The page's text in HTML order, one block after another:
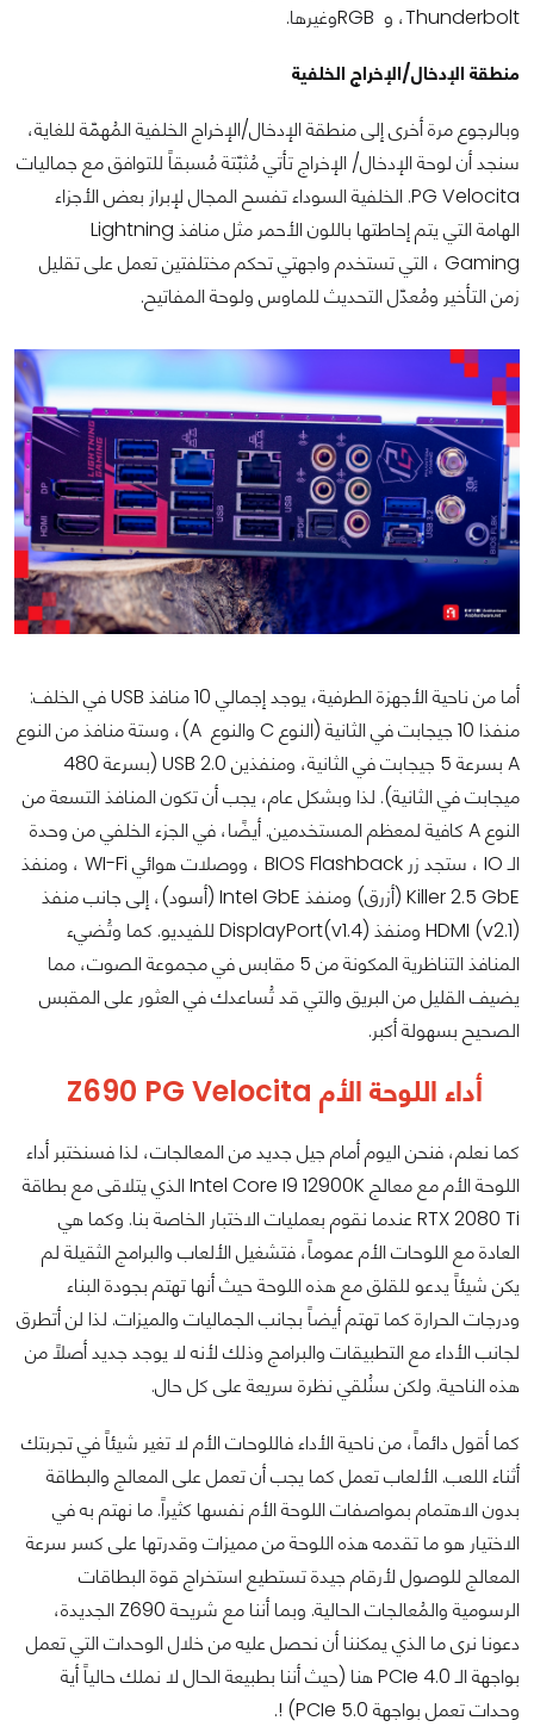
Thunderbolt، و RGBوغيرها.
منطقة الإدخال/الإخراج الخلفية
وبالرجوع مرة أخرى إلى منطقة الإدخال/الإخراج الخلفية المُهمّة للغاية،
سنجد أن لوحة الإدخال/ الإخراج تأتي مُثبّتة مُسبقاً للتوافق مع جماليات
PG Velocita. الخلفية السوداء تفسح المجال لإبراز بعض الأجزاء
الهامة التي يتم إحاطتها باللون الأحمر مثل منافذ Lightning
Gaming ، التي تستخدم واجهتي تحكم مختلفتين تعمل على تقليل
زمن التأخير ومُعدّل التحديث للماوس ولوحة المفاتيح.
أما من ناحية الأجهزة الطرفية، يوجد إجمالي 10 منافذ USB في الخلف:
منفذا 10 جيجابت في الثانية (النوع C والنوع A)، وستة منافذ من النوع
A بسرعة 5 جيجابت في الثانية، ومنفذين USB 2.0 (بسرعة 480
ميجابت في الثانية). لذا وبشكل عام، يجب أن تكون المنافذ التسعة من
النوع A كافية لمعظم المستخدمين. أيضًا، في الجزء الخلفي من وحدة
الـ IO ، ستجد زر BIOS Flashback ، ووصلات هوائي WI-Fi ، ومنفذ
Killer 2.5 GbE (أزرق) ومنفذ Intel GbE (أسود)، إلى جانب منفذ
HDMI (v2.1) ومنفذ DisplayPort(v1.4) للفيديو. كما وتُضيء
المنافذ التناظرية المكونة من 5 مقابس في مجموعة الصوت، مما
يضيف القليل من البريق والتي قد تُساعدك في العثور على المقبس
الصحيح بسهولة أكبر.
أداء اللوحة الأم Z690 PG Velocita
كما نعلم، فنحن اليوم أمام جيل جديد من المعالجات، لذا فسنختبر أداء
اللوحة الأم مع معالج Intel Core I9 12900K الذي يتلاقى مع بطاقة
RTX 2080 Ti عندما نقوم بعمليات الاختبار الخاصة بنا. وكما هي
العادة مع اللوحات الأم عموماً، فتشغيل الألعاب والبرامج الثقيلة لم
يكن شيئاً يدعو للقلق مع هذه اللوحة حيث أنها تهتم بجودة البناء
ودرجات الحرارة كما تهتم أيضاً بجانب الجماليات والميزات. لذا لن أتطرق
لجانب الأداء مع التطبيقات والبرامج وذلك لأنه لا يوجد جديد أصلاً من
هذه الناحية. ولكن سنُلقي نظرة سريعة على كل حال.
كما أقول دائماً، من ناحية الأداء فاللوحات الأم لا تغير شيئاً في تجربتك
أثناء اللعب. الألعاب تعمل كما يجب أن تعمل على المعالج والبطاقة
بدون الاهتمام بمواصفات اللوحة الأم نفسها كثيراً. ما نهتم به في
الاختيار هو ما تقدمه هذه اللوحة من مميزات وقدرتها على كسر سرعة
المعالج للوصول لأرقام جيدة تستطيع استخراج قوة البطاقات
الرسومية والمُعالجات الحالية. وبما أننا مع شريحة Z690 الجديدة،
دعونا نرى ما الذي يمكننا أن نحصل عليه من خلال الوحدات التي تعمل
بواجهة الـ PCIe 4.0 هنا (حيث أننا بطبيعة الحال لا نملك حالياً أية
وحدات تعمل بواجهة PCIe 5.0) !.